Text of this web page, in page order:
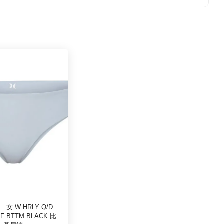
女 W HRLY Q/D
BTTM BLACK 比